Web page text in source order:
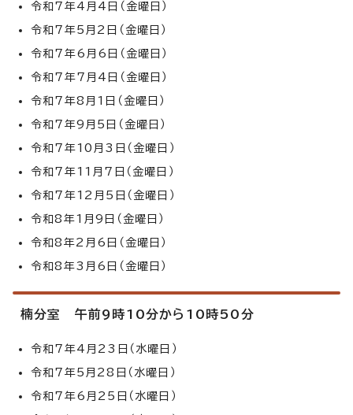
令和7年4月4日（金曜日）
令和7年5月2日（金曜日）
令和7年6月6日（金曜日）
令和7年7月4日（金曜日）
令和7年8月1日（金曜日）
令和7年9月5日（金曜日）
令和7年10月3日（金曜日）
令和7年11月7日（金曜日）
令和7年12月5日（金曜日）
令和8年1月9日（金曜日）
令和8年2月6日（金曜日）
令和8年3月6日（金曜日）
楠分室 午前9時10分から10時50分
令和7年4月23日（水曜日）
令和7年5月28日（水曜日）
令和7年6月25日（水曜日）